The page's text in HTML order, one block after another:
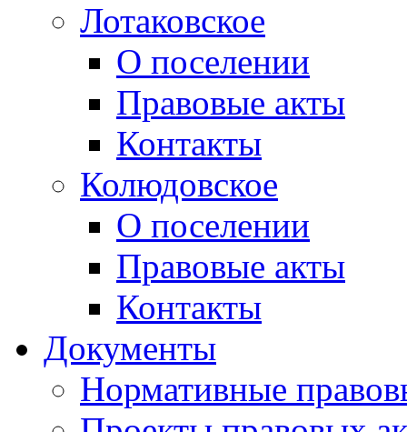
Лотаковское
О поселении
Правовые акты
Контакты
Колюдовское
О поселении
Правовые акты
Контакты
Документы
Нормативные